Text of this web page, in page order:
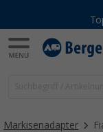
Markisenadapter